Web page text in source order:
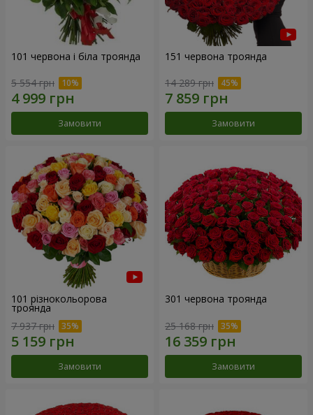
101 червона і біла троянда
5 554 грн
Замовити
151 червона троянда
14 289 грн
Замовити
101 різнокольорова
троянда
7 937 грн
Замовити
301 червона троянда
25 168 грн
Замовити